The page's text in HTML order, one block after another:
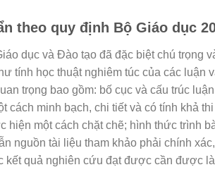
theo quy định Bộ Giáo dục
dục và Đào tạo đã đặc biệt chú trọng
tính học thuật nghiêm túc của các luận
trọng bao gồm: bố cục và cấu trúc
cách minh bạch, chi tiết và có tính khả
hiện một cách chặt chẽ; hình thức trình
nguồn tài liệu tham khảo phải chính
kết quả nghiên cứu đạt được cần được